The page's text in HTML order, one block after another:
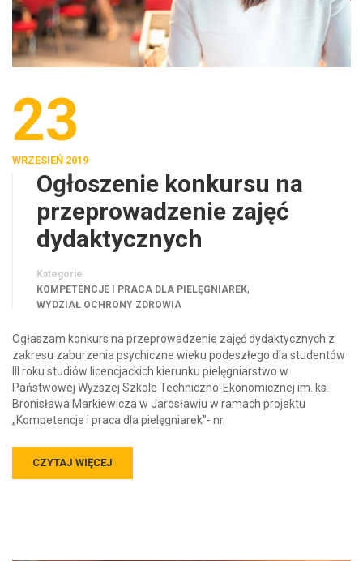
23
WRZESIEŃ 2019
Ogłoszenie konkursu na
przeprowadzenie zajęć
dydaktycznych
Kategorie
KOMPETENCJE I PRACA DLA PIELĘGNIAREK,
WYDZIAŁ OCHRONY ZDROWIA
Ogłaszam konkurs na przeprowadzenie zajęć dydaktycznych z
zakresu zaburzenia psychiczne wieku podeszłego dla studentów
III roku studiów licencjackich kierunku pielęgniarstwo w
Państwowej Wyższej Szkole Techniczno-Ekonomicznej im. ks.
Bronisława Markiewicza w Jarosławiu w ramach projektu
„Kompetencje i praca dla pielęgniarek”- nr
CZYTAJ WIĘCEJ